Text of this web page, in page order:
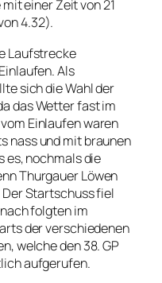
einer Zeit von 21
4.32).
Laufstrecke
Als
sich die Wahl der
das Wetter fast im
Einlaufen waren
nass und mit braunen
es, nochmals die
Thurgauer Löwen
Startschuss fiel
folgten im
der verschiedenen
welche den 38. GP
aufgerufen.